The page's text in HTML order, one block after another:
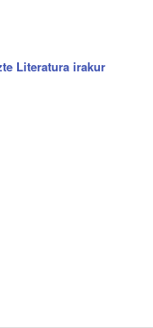
Literatura irakur